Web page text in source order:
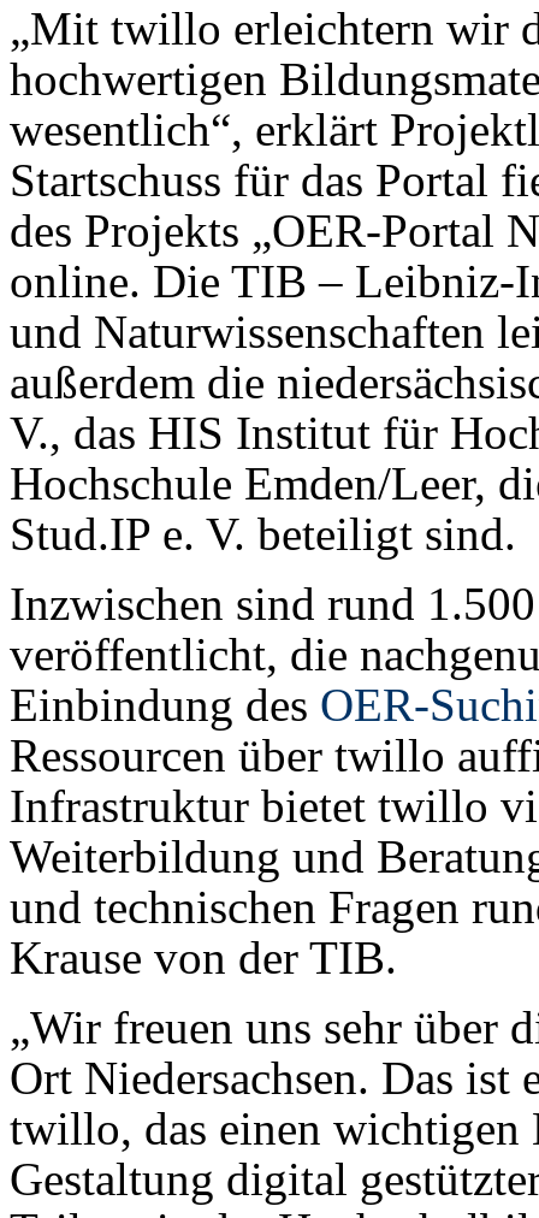
„Mit twillo erleichtern wir
hochwertigen
wesentlich“, erklärt
Startschuss für das Portal
des Projekts „OER-Portal
online. Die TIB – Leibniz-
und Naturwissenschaften
außerdem die
V., das HIS Institut für
Hochschule Emden/Leer,
Stud.IP e. V. beteiligt sind.
Inzwischen sind rund
veröffentlicht, die
Einbindung des OER-
Ressourcen über twillo
Infrastruktur bietet twillo
Weiterbildung und
und technischen Fragen
Krause von der TIB.
„Wir freuen uns sehr über
Ort Niedersachsen. Das
twillo, das einen wichtigen
Gestaltung digital